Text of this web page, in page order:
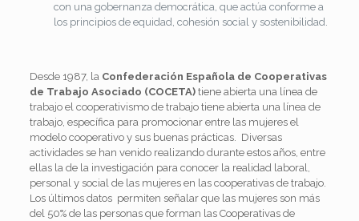
con una gobernanza democrática, que actúa conforme a
los principios de equidad, cohesión social y sostenibilidad.
Desde 1987, la Confederación Española de Cooperativas
de Trabajo Asociado (COCETA)tiene abierta una línea de
trabajo el cooperativismo de trabajo tiene abierta una línea de
trabajo, específica para promocionar entre las mujeres el
modelo cooperativo y sus buenas prácticas. Diversas
actividades se han venido realizando durante estos años, entre
ellas la de la investigación para conocer la realidad laboral,
personal y social de las mujeres en las cooperativas de trabajo.
Los últimos datos permiten señalar que las mujeres son más
del 50% de las personas que forman las Cooperativas de